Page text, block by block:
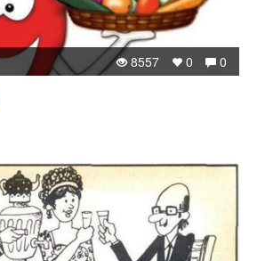
0
0
8557